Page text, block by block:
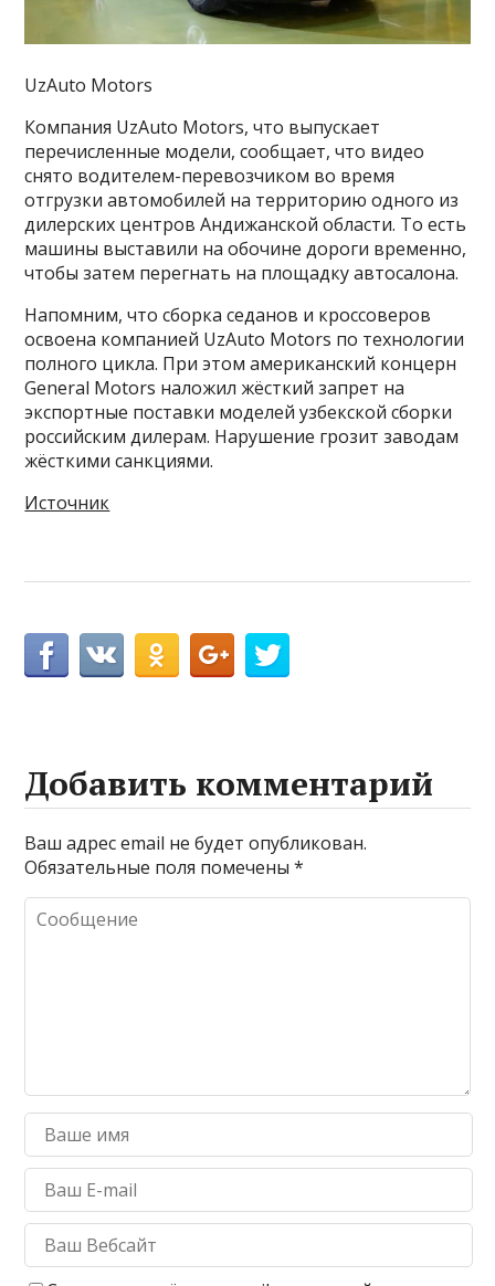
UzAuto Motors
Компания UzAuto Motors, что выпускает
перечисленные модели, сообщает, что видео
снято водителем-перевозчиком во время
отгрузки автомобилей на территорию одного из
дилерских центров Андижанской области. То есть
машины выставили на обочине дороги временно,
чтобы затем перегнать на площадку автосалона.
Напомним, что сборка седанов и кроссоверов
освоена компанией UzAuto Motors по технологии
полного цикла. При этом американский концерн
General Motors наложил жёсткий запрет на
экспортные поставки моделей узбекской сборки
российским дилерам. Нарушение грозит заводам
жёсткими санкциями.
Источник
Добавить комментарий
Ваш адрес email не будет опубликован.
Обязательные поля помечены*